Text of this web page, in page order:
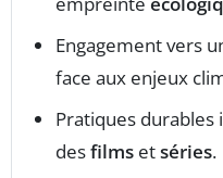
Engagement vers
face aux enjeux
Pratiques durables
desfilms etséries.